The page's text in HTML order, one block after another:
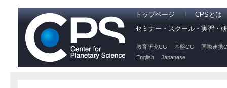
トップページ
CPSとは
セミナー・スクール・実習・
教育研究CG 基盤CG
国際連携
English
Japanese